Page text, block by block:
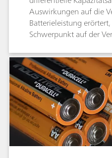
Auswirkungen auf die
Batterieleistung
Schwerpunkt auf der